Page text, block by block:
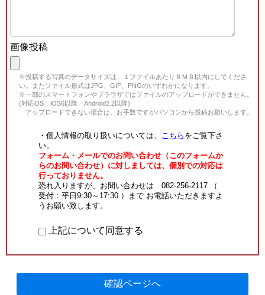
画像投稿
※投稿する写真のデータサイズは、１ファイルあたり８ＭＢ以内にしてくださ
い。またファイル形式はJPG、GIF、PNGのいずれかになります。
※一部のスマートフォンやブラウザではファイルのアップロードができません。
(対応OS：iOS6以降、Android2.2以降)
アップロードできない場合は、お手数ですがパソコンから投稿お願いします。
・個人情報の取り扱いについては、 こちら をご覧下さ
い。
フォーム・メールでのお問い合わせ（このフォームか
らのお問い合わせ）に対しましては、個別での対応は
行っておりません。
恐れ入りますが、お問い合わせは 082-256-2117 （
受付：平日9:30～17:30 ）まで お電話いただきますよ
うお願い致します。
上記について同意する
確認ページへ